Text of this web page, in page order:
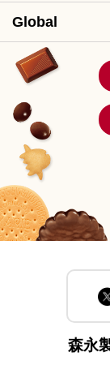
Global
森永